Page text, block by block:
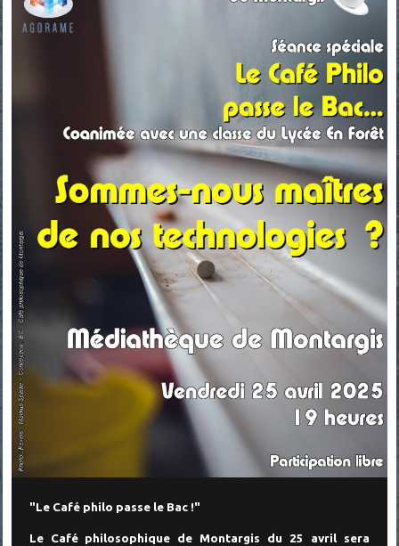
"Le Café philo passe le Bac !"
Le Café philosophique de Montargis du 25 avril sera